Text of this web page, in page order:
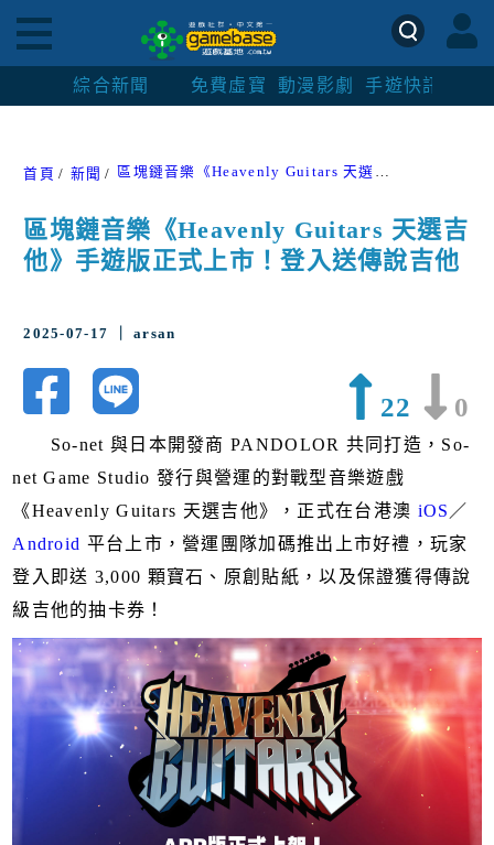
綜合新聞 免費虛寶 動漫影劇 手遊快訊
首頁 新聞 區塊鏈音樂《Heavenly Guitars 天選吉他》手遊版正式上市！登入送傳說吉他
區塊鏈音樂《Heavenly Guitars 天選吉
他》手遊版正式上市！登入送傳說吉他
2025-07-17 ｜ arsan
22 0
So-net 與日本開發商 PANDOLOR 共同打造，So-
net Game Studio 發行與營運的對戰型音樂遊戲
《Heavenly Guitars 天選吉他》，正式在台港澳 iOS ／
Android 平台上市，營運團隊加碼推出上市好禮，玩家
登入即送 3,000 顆寶石、原創貼紙，以及保證獲得傳說
級吉他的抽卡券！